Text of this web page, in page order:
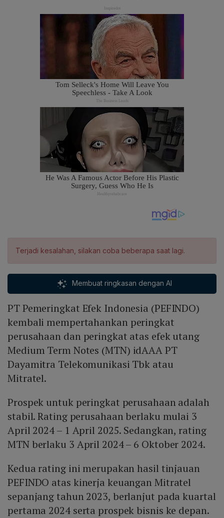
Terjadi kesalahan, silakan coba beberapa saat lagi.
Membuat ringkasan dengan AI
PT Pemeringkat Efek Indonesia (PEFINDO)
kembali mempertahankan peringkat
perusahaan dan peringkat atas efek utang
Medium Term Notes (MTN) idAAA PT
Dayamitra Telekomunikasi Tbk atau
Mitratel.
Prospek untuk peringkat perusahaan adalah
stabil. Rating perusahaan berlaku mulai 3
April 2024 – 1 April 2025. Sedangkan, rating
MTN berlaku 3 April 2024 – 6 Oktober 2024.
Kedua rating ini merupakan hasil tinjauan
PEFINDO atas kinerja keuangan Mitratel
sepanjang tahun 2023, berlanjut pada kuartal
pertama 2024 serta prospek bisnis ke depan.